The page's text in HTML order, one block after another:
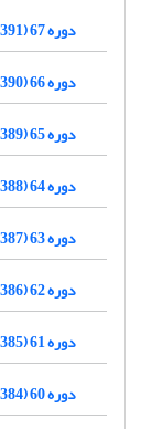
دوره 67 (1391)
دوره 66 (1390)
دوره 65 (1389)
دوره 64 (1388)
دوره 63 (1387)
دوره 62 (1386)
دوره 61 (1385)
دوره 60 (1384)